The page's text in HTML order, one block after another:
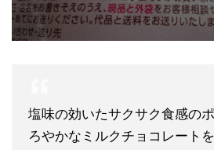
塩味の効いたサクサク食感の
ろやかなミルクチョコレート